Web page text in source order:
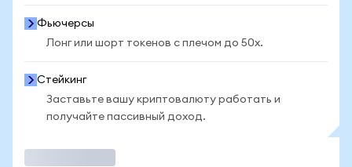
Фьючерсы
Лонг или шорт токенов с плечом до 50x.
Стейкинг
Заставьте вашу криптовалюту работать и
получайте пассивный доход.